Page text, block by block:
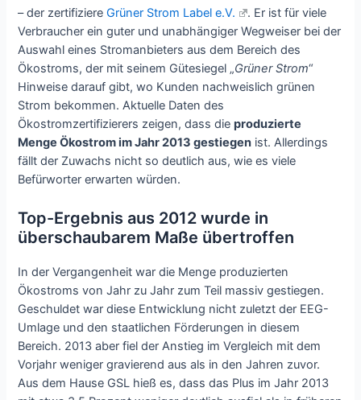
– der zertifiziereGrüner Strom Label e.V.
. Er ist für viele
Verbraucher ein guter und unabhängiger Wegweiser bei der
Auswahl eines Stromanbieters aus dem Bereich des
Ökostroms, der mit seinem Gütesiegel „Grüner Strom“
Hinweise darauf gibt, wo Kunden nachweislich grünen
Strom bekommen. Aktuelle Daten des
Ökostromzertifizierers zeigen, dass dieproduzierte
Menge Ökostrom im Jahr 2013 gestiegen ist. Allerdings
fällt der Zuwachs nicht so deutlich aus, wie es viele
Befürworter erwarten würden.
Top-Ergebnis aus 2012 wurde in
überschaubarem Maße übertroffen
In der Vergangenheit war die Menge produzierten
Ökostroms von Jahr zu Jahr zum Teil massiv gestiegen.
Geschuldet war diese Entwicklung nicht zuletzt der EEG-
Umlage und den staatlichen Förderungen in diesem
Bereich. 2013 aber fiel der Anstieg im Vergleich mit dem
Vorjahr weniger gravierend aus als in den Jahren zuvor.
Aus dem Hause GSL hieß es, dass das Plus im Jahr 2013